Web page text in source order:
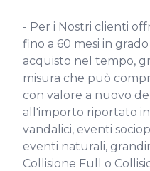
- Per i Nostri clienti
fino a 60 mesi in
acquisto nel tempo,
misura che può
con valore a nuovo
all'importo riportato
vandalici, eventi
eventi naturali,
Collisione Full o